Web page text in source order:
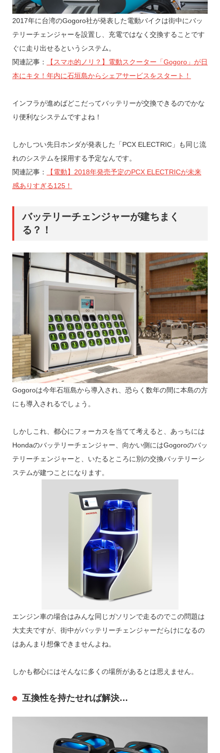
2017年に台湾のGogoro社が発表した電動バイクは街中にバッ
テリーチェンジャーを設置し、充電ではなく交換することです
ぐに走り出せるというシステム。
関連記事：
【スマホ的ノリ？】電動スクーター「Gogoro」が日
本にキタ！年内に石垣島からシェアサービスをスタート！
インフラが進めばどこだってバッテリーが交換できるのでかな
り便利なシステムですよね！
しかしつい先日ホンダが発表した「PCX ELECTRIC」も同じ流
れのシステムを採用する予定なんです。
関連記事：
【電動】2018年発売予定のPCX ELECTRICが未来
感ありすぎる125！
バッテリーチェンジャーが建ちまく
る？！
Gogoroは今年石垣島から導入され、恐らく数年の間に本島の方
にも導入されるでしょう。
しかしこれ、都心にフォーカスを当てて考えると、あっちには
Hondaのバッテリーチェンジャー、向かい側にはGogoroのバッ
テリーチェンジャーと、いたるところに別の交換バッテリーシ
ステムが建つことになります。
エンジン車の場合はみんな同じガソリンで走るのでこの問題は
大丈夫ですが、街中がバッテリーチェンジャーだらけになるの
はあんまり想像できませんよね。
しかも都心にはそんなに多くの場所があるとは思えません。
互換性を持たせれば解決…